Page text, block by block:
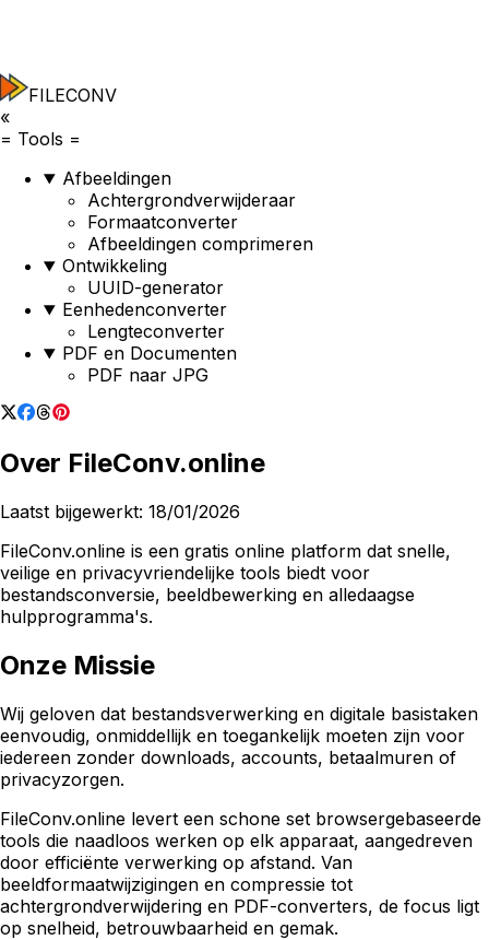
FILECONV
«
= Tools =
Afbeeldingen
Achtergrondverwijderaar
Formaatconverter
Afbeeldingen comprimeren
Ontwikkeling
UUID-generator
Eenhedenconverter
Lengteconverter
PDF en Documenten
PDF naar JPG
Over FileConv.online
Laatst bijgewerkt: 18/01/2026
FileConv.online is een gratis online platform dat snelle,
veilige en privacyvriendelijke tools biedt voor
bestandsconversie, beeldbewerking en alledaagse
hulpprogramma's.
Onze Missie
Wij geloven dat bestandsverwerking en digitale basistaken
eenvoudig, onmiddellijk en toegankelijk moeten zijn voor
iedereen zonder downloads, accounts, betaalmuren of
privacyzorgen.
FileConv.online levert een schone set browsergebaseerde
tools die naadloos werken op elk apparaat, aangedreven
door efficiënte verwerking op afstand. Van
beeldformaatwijzigingen en compressie tot
achtergrondverwijdering en PDF-converters, de focus ligt
op snelheid, betrouwbaarheid en gemak.